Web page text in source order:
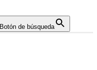
Botón de búsqueda